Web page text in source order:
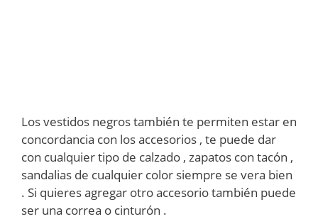
Los vestidos negros también te permiten estar en
concordancia con los accesorios , te puede dar
con cualquier tipo de calzado , zapatos con tacón ,
sandalias de cualquier color siempre se vera bien
. Si quieres agregar otro accesorio también puede
ser una correa o cinturón .